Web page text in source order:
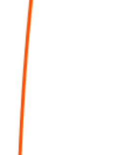
Frais kilométriques
Enregistrez vos déplacements et
GED - Gestion documentaire
Centralisez, classez et partagez vos